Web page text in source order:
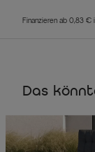
Finanzieren ab 0,83 €
Das